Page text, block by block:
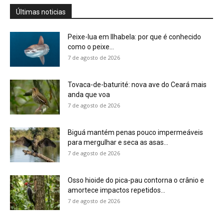
Últimas noticias
Peixe-lua em Ilhabela: por que é conhecido
como o peixe...
7 de agosto de 2026
Tovaca-de-baturité: nova ave do Ceará mais
anda que voa
7 de agosto de 2026
Biguá mantém penas pouco impermeáveis
para mergulhar e seca as asas...
7 de agosto de 2026
Osso hioide do pica-pau contorna o crânio e
amortece impactos repetidos...
7 de agosto de 2026